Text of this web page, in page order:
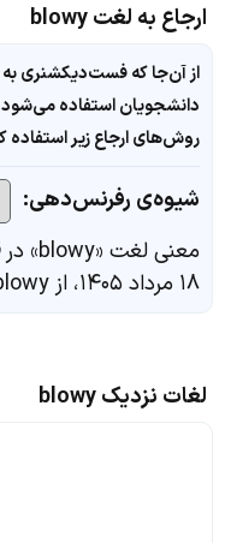
ارجاع به لغت blowy
از آن‌جا که فست‌دیکشنری
دانشجویان استفاده
روش‌های ارجاع زیر استفاده
شیوه‌ی رفرنس‌دهی:
معنی لغت «blowy» در
۱۸ مرداد ۱۴۰۵، از https://fastdic.com/word/blowy
لغات نزدیک blowy